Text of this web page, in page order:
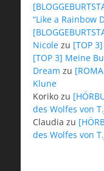
“Like a Rainbow
Nicole zu [TOP
[TOP 3] Meine
Dream zu
Klune
Koriko zu
des Wolfes von
Claudia zu
des Wolfes von